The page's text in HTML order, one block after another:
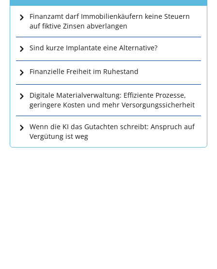
Finanzamt darf Immobilienkäufern keine Steuern
auf fiktive Zinsen abverlangen
Sind kurze Implantate eine Alternative?
Finanzielle Freiheit im Ruhestand
Digitale Materialverwaltung: Effiziente Prozesse,
geringere Kosten und mehr Versorgungssicherheit
Wenn die KI das Gutachten schreibt: Anspruch auf
Vergütung ist weg